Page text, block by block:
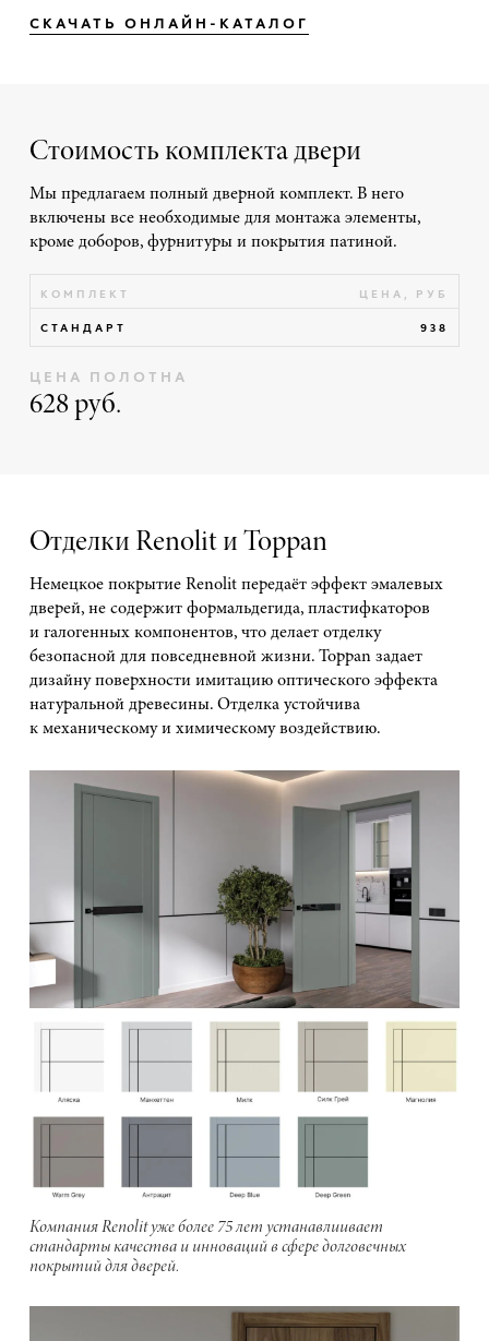
СКАЧАТЬ ОНЛАЙН-КАТАЛОГ
Стоимость комплекта двери
Мы предлагаем полный дверной комплект. В него
включены все необходимые для монтажа элементы,
кроме доборов, фурнитуры и покрытия патиной.
КОМПЛЕКТ ЦЕНА, РУБ
СТАНДАРТ 938
ЦЕНА ПОЛОТНА
628 руб.
Отделки Renolit и Toppan
Немецкое покрытие Renolit передаёт эффект эмалевых
дверей, не содержит формальдегида, пластифкаторов
и галогенных компонентов, что делает отделку
безопасной для повседневной жизни. Toppan задает
дизайну поверхности имитацию оптического эффекта
натуральной древесины. Отделка устойчива
к механическому и химическому воздействию.
Компания Renolit уже более 75 лет устанавлиивает
стандарты качества и инноваций в сфере долговечных
покрытий для дверей.